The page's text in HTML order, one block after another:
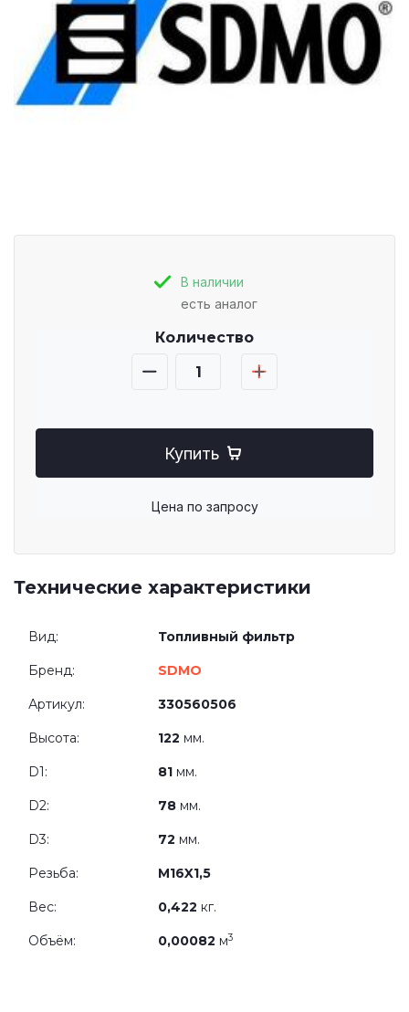
В наличии
есть аналог
Количество
Купить
Цена по запросу
Технические характеристики
Вид: Топливный фильтр
Бренд: SDMO
Артикул: 330560506
Высота: 122 мм.
D1: 81 мм.
D2: 78 мм.
D3: 72 мм.
Резьба: M16X1,5
Вес: 0,422 кг.
Объём: 0,00082 м3